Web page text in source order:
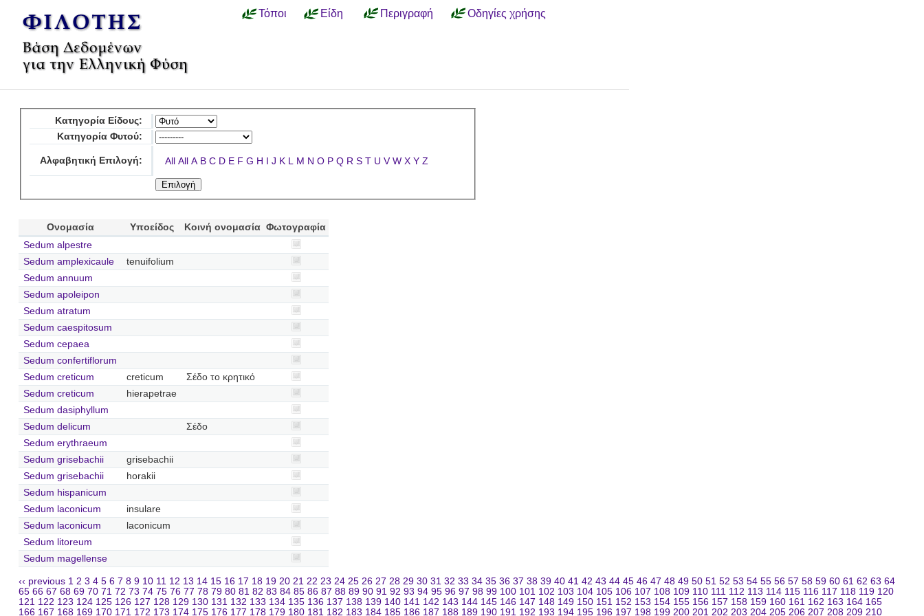
Τόποι Είδη Περιγραφή Οδηγίες χρήσης
Κατηγορία Είδους:
Κατηγορία Φυτού:
Αλφαβητική Επιλογή: All All A B C D E F G H I J K L M N O P Q R S T U V W X Y Z
Ονομασία Υποείδος Κοινή ονομασία Φωτογραφία
Sedum alpestre
Sedum amplexicaule
tenuifolium
Sedum annuum
Sedum apoleipon
Sedum atratum
Sedum caespitosum
Sedum cepaea
Sedum confertiflorum
Sedum creticum
creticum
Σέδο το κρητικό
Sedum creticum
hierapetrae
Sedum dasiphyllum
Sedum delicum
Σέδο
Sedum erythraeum
Sedum grisebachii
grisebachii
Sedum grisebachii
horakii
Sedum hispanicum
Sedum laconicum
insulare
Sedum laconicum
laconicum
Sedum litoreum
Sedum magellense
‹‹ previous 1 2 3 4 5 6 7 8 9 10 11 12 13 14 15 16 17 18 19 20 21 22 23 24 25 26 27 28 29 30 31 32 33 34 35 36 37 38 39 40 41 42 43 44 45 46 47 48 49 50 51 52 53 54 55 56 57 58 59 60 61 62 63 64
65 66 67 68 69 70 71 72 73 74 75 76 77 78 79 80 81 82 83 84 85 86 87 88 89 90 91 92 93 94 95 96 97 98 99 100 101 102 103 104 105 106 107 108 109 110 111 112 113 114 115 116 117 118 119 120
121 122 123 124 125 126 127 128 129 130 131 132 133 134 135 136 137 138 139 140 141 142 143 144 145 146 147 148 149 150 151 152 153 154 155 156 157 158 159 160 161 162 163 164 165
166 167 168 169 170 171 172 173 174 175 176 177 178 179 180 181 182 183 184 185 186 187 188 189 190 191 192 193 194 195 196 197 198 199 200 201 202 203 204 205 206 207 208 209 210